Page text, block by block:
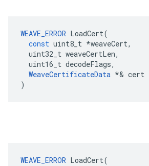
WEAVE_ERROR LoadCert(
const uint8_t *weaveCert,
uint32_t weaveCertLen,
uint16_t decodeFlags,
WeaveCertificateData *& cert
)
WEAVE_ERROR LoadCert(